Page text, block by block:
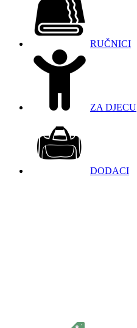
RUČNICI
ZA DJECU
DODACI